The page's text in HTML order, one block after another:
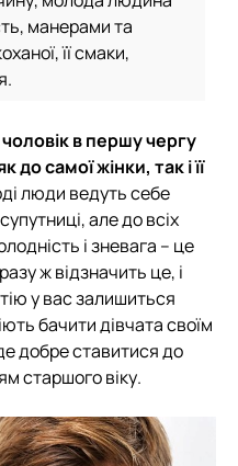
манерами та
її смаки,
в першу чергу
самої жінки, так і її
люди ведуть себе
але до всіх
і зневага – це
ж відзначить це, і
у вас залишиться
бачити дівчата своїм
добре ставитися до
старшого віку.